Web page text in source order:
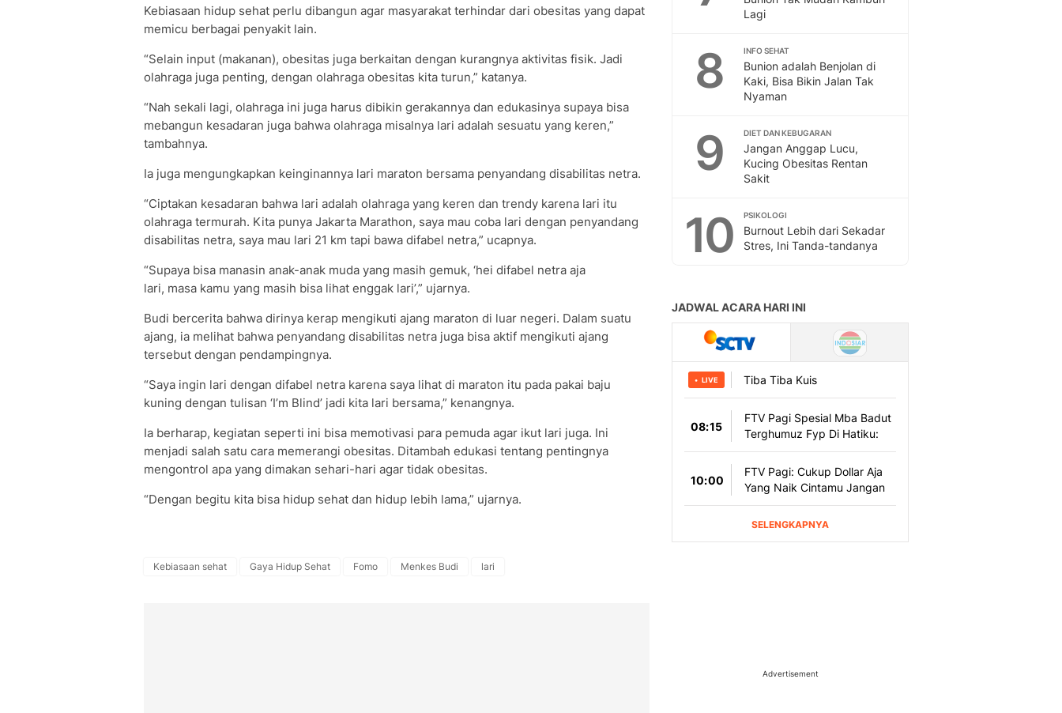
Kebiasaan hidup sehat perlu dibangun agar masyarakat terhindar dari obesitas yang dapat
memicu berbagai penyakit lain.
“Selain input (makanan), obesitas juga berkaitan dengan kurangnya aktivitas fisik. Jadi
olahraga juga penting, dengan olahraga obesitas kita turun,” katanya.
“Nah sekali lagi, olahraga ini juga harus dibikin gerakannya dan edukasinya supaya bisa
mebangun kesadaran juga bahwa olahraga misalnya lari adalah sesuatu yang keren,”
tambahnya.
Ia juga mengungkapkan keinginannya lari maraton bersama penyandang disabilitas netra.
“Ciptakan kesadaran bahwa lari adalah olahraga yang keren dan trendy karena lari itu
olahraga termurah. Kita punya Jakarta Marathon, saya mau coba lari dengan penyandang
disabilitas netra, saya mau lari 21 km tapi bawa difabel netra,” ucapnya.
“Supaya bisa manasin anak-anak muda yang masih gemuk, ‘hei difabel netra aja
lari, masa kamu yang masih bisa lihat enggak lari’,” ujarnya.
Budi bercerita bahwa dirinya kerap mengikuti ajang maraton di luar negeri. Dalam suatu
ajang, ia melihat bahwa penyandang disabilitas netra juga bisa aktif mengikuti ajang
tersebut dengan pendampingnya.
“Saya ingin lari dengan difabel netra karena saya lihat di maraton itu pada pakai baju
kuning dengan tulisan ‘I’m Blind’ jadi kita lari bersama,” kenangnya.
Ia berharap, kegiatan seperti ini bisa memotivasi para pemuda agar ikut lari juga. Ini
menjadi salah satu cara memerangi obesitas. Ditambah edukasi tentang pentingnya
mengontrol apa yang dimakan sehari-hari agar tidak obesitas.
“Dengan begitu kita bisa hidup sehat dan hidup lebih lama,” ujarnya.
Kebiasaan sehat Gaya Hidup Sehat Fomo Menkes Budi lari
Lagi
8 INFO SEHAT
Bunion adalah Benjolan di
Kaki, Bisa Bikin Jalan Tak
Nyaman
9 DIET DAN KEBUGARAN
Jangan Anggap Lucu,
Kucing Obesitas Rentan
Sakit
10 PSIKOLOGI
Burnout Lebih dari Sekadar
Stres, Ini Tanda-tandanya
Advertisement